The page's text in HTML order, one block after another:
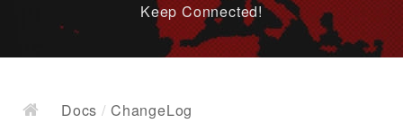
Docs
Keep Connected!
Docs / ChangeLog